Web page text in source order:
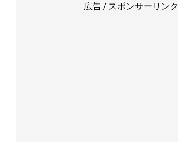
広告 / スポンサーリンク